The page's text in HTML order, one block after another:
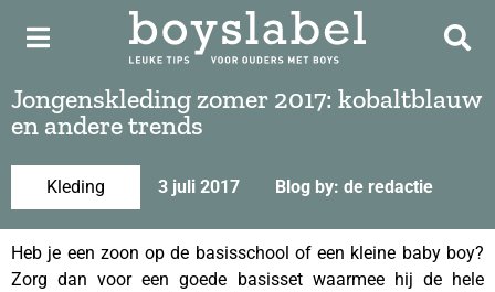
Jongenskleding zomer 2017: kobaltblauw
en andere trends
Kleding 3 juli 2017 Blog by: de redactie
Heb je een zoon op de basisschool of een kleine baby boy?
Zorg dan voor een goede basisset waarmee hij de hele